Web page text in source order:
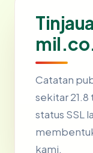
Catatan
sekitar
status SSL
kami.